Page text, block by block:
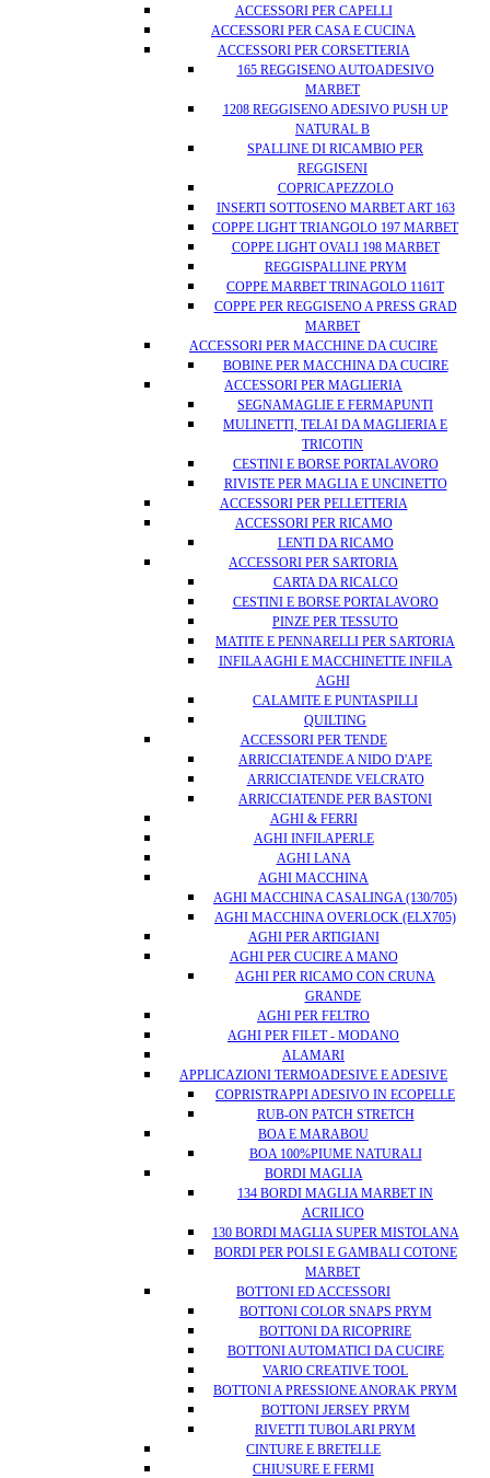
ACCESSORI PER CAPELLI
ACCESSORI PER CASA E CUCINA
ACCESSORI PER CORSETTERIA
165 REGGISENO AUTOADESIVO
MARBET
1208 REGGISENO ADESIVO PUSH UP
NATURAL B
SPALLINE DI RICAMBIO PER
REGGISENI
COPRICAPEZZOLO
INSERTI SOTTOSENO MARBET ART 163
COPPE LIGHT TRIANGOLO 197 MARBET
COPPE LIGHT OVALI 198 MARBET
REGGISPALLINE PRYM
COPPE MARBET TRINAGOLO 1161T
COPPE PER REGGISENO A PRESS GRAD
MARBET
ACCESSORI PER MACCHINE DA CUCIRE
BOBINE PER MACCHINA DA CUCIRE
ACCESSORI PER MAGLIERIA
SEGNAMAGLIE E FERMAPUNTI
MULINETTI, TELAI DA MAGLIERIA E
TRICOTIN
CESTINI E BORSE PORTALAVORO
RIVISTE PER MAGLIA E UNCINETTO
ACCESSORI PER PELLETTERIA
ACCESSORI PER RICAMO
LENTI DA RICAMO
ACCESSORI PER SARTORIA
CARTA DA RICALCO
CESTINI E BORSE PORTALAVORO
PINZE PER TESSUTO
MATITE E PENNARELLI PER SARTORIA
INFILA AGHI E MACCHINETTE INFILA
AGHI
CALAMITE E PUNTASPILLI
QUILTING
ACCESSORI PER TENDE
ARRICCIATENDE A NIDO D'APE
ARRICCIATENDE VELCRATO
ARRICCIATENDE PER BASTONI
AGHI & FERRI
AGHI INFILAPERLE
AGHI LANA
AGHI MACCHINA
AGHI MACCHINA CASALINGA (130/705)
AGHI MACCHINA OVERLOCK (ELX705)
AGHI PER ARTIGIANI
AGHI PER CUCIRE A MANO
AGHI PER RICAMO CON CRUNA
GRANDE
AGHI PER FELTRO
AGHI PER FILET - MODANO
ALAMARI
APPLICAZIONI TERMOADESIVE E ADESIVE
COPRISTRAPPI ADESIVO IN ECOPELLE
RUB-ON PATCH STRETCH
BOA E MARABOU
BOA 100%PIUME NATURALI
BORDI MAGLIA
134 BORDI MAGLIA MARBET IN
ACRILICO
130 BORDI MAGLIA SUPER MISTOLANA
BORDI PER POLSI E GAMBALI COTONE
MARBET
BOTTONI ED ACCESSORI
BOTTONI COLOR SNAPS PRYM
BOTTONI DA RICOPRIRE
BOTTONI AUTOMATICI DA CUCIRE
VARIO CREATIVE TOOL
BOTTONI A PRESSIONE ANORAK PRYM
BOTTONI JERSEY PRYM
RIVETTI TUBOLARI PRYM
CINTURE E BRETELLE
CHIUSURE E FERMI